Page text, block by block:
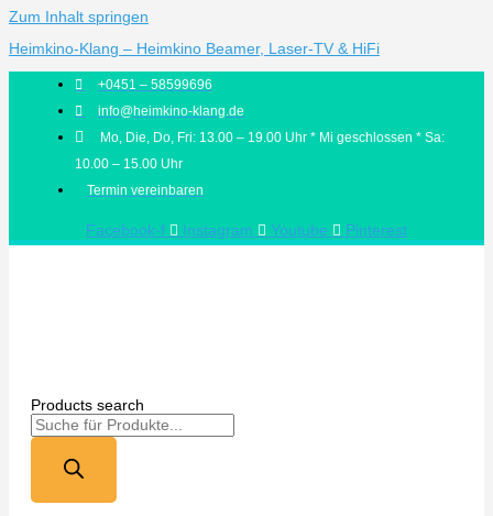
Zum Inhalt springen
Heimkino-Klang – Heimkino Beamer, Laser-TV & HiFi
+0451 – 58599696
info@heimkino-klang.de
Mo, Die, Do, Fri: 13.00 – 19.00 Uhr * Mi geschlossen * Sa:
10.00 – 15.00 Uhr
Termin vereinbaren
Facebook-f Instagram Youtube Pinterest
Products search